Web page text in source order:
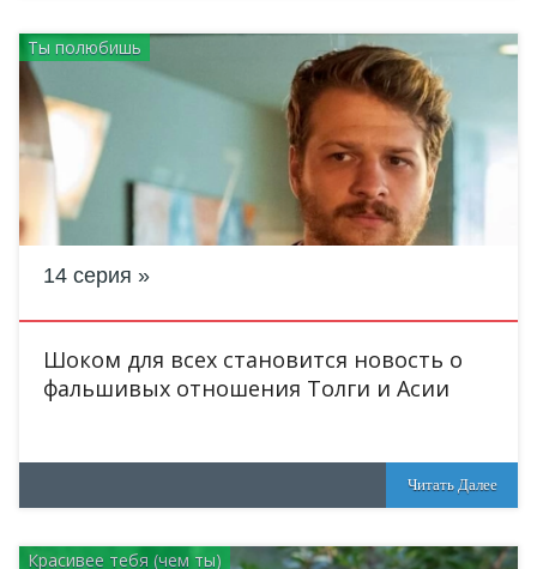
Ты полюбишь
14 серия
Шоком для всех становится новость о
фальшивых отношения Толги и Асии
Читать Далее
Красивее тебя (чем ты)